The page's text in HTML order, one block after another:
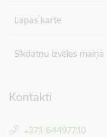
Lapas karte
Sīkdatņu izvēles maiņa
Kontakti
+371 64497710